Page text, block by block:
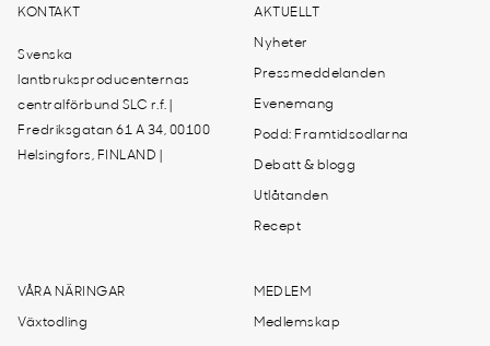
KONTAKT
Svenska
lantbruksproducenternas
centralförbund SLC r.f. |
Fredriksgatan 61 A 34, 00100
Helsingfors, FINLAND |
AKTUELLT
Nyheter
Pressmeddelanden
Evenemang
Podd: Framtidsodlarna
Debatt & blogg
Utlåtanden
Recept
VÅRA NÄRINGAR
Växtodling
MEDLEM
Medlemskap